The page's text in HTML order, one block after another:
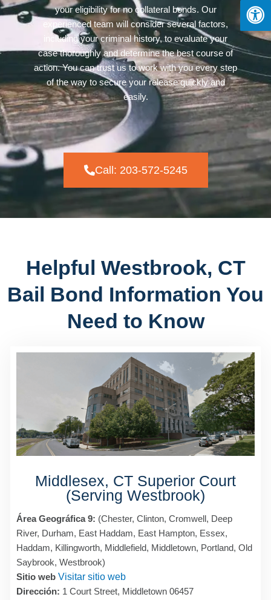
your eligibility for no collateral bonds. Our
experienced team will consider several factors,
including your criminal history, to evaluate your
case thoroughly and determine the best course of
action. You can trust us to work with you every step
of the way to secure your release quickly and
easily.
Call: 203-572-5245
Helpful Westbrook, CT
Bail Bond Information You
Need to Know
Middlesex, CT Superior Court
(Serving Westbrook)
Área Geográfica 9: (Chester, Clinton, Cromwell, Deep
River, Durham, East Haddam, East Hampton, Essex,
Haddam, Killingworth, Middlefield, Middletown, Portland, Old
Saybrook, Westbrook)
Sitio web Visitar sitio web
Dirección: 1 Court Street, Middletown 06457